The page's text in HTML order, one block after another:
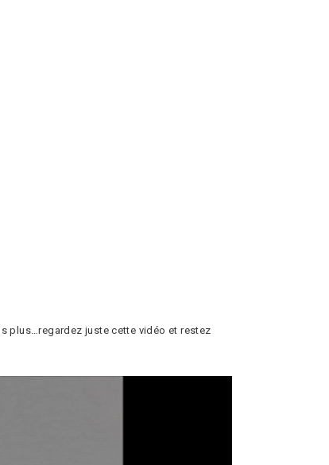
plus…regardez juste cette vidéo et restez